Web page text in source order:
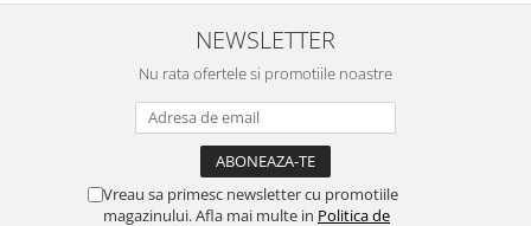
NEWSLETTER
Nu rata ofertele si promotiile noastre
Vreau sa primesc newsletter cu promotiile
magazinului. Afla mai multe in Politica de